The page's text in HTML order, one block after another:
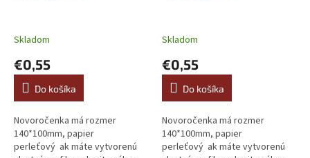
Skladom
€0,55
Do košíka
Novoročenka má rozmer
140*100mm, papier
perleťový ak máte vytvorenú
Skladom
€0,55
Do košíka
Novoročenka má rozmer
140*100mm, papier
perleťový ak máte vytvorenú